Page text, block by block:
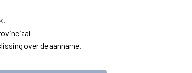
over de aanname.